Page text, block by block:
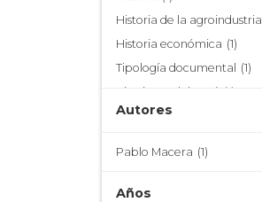
Historia de la agroindustria
Historia económica (1)
Tipología documental
(1)
Virreinato del Perú (1)
Autores
Pablo Macera (1)
Años